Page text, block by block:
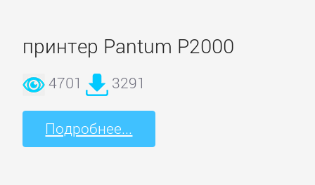
принтер Pantum P2000
4701 3291
Подробнее...
Регистрация
Вход
Контакты